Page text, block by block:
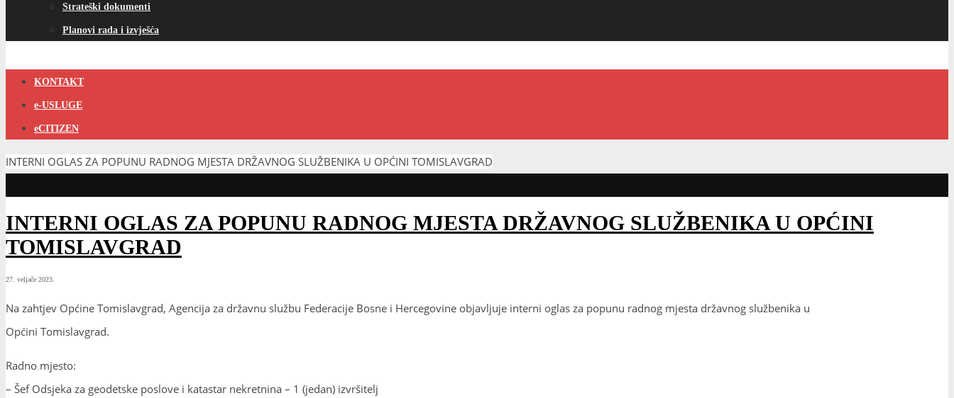
Strateški dokumenti
Planovi rada i izvješća
KONTAKT
e-USLUGE
eCITIZEN
INTERNI OGLAS ZA POPUNU RADNOG MJESTA DRŽAVNOG SLUŽBENIKA U OPĆINI TOMISLAVGRAD
INTERNI OGLAS ZA POPUNU RADNOG MJESTA DRŽAVNOG SLUŽBENIKA U OPĆINI
TOMISLAVGRAD
27. veljače 2023.
Na zahtjev Općine Tomislavgrad, Agencija za državnu službu Federacije Bosne i Hercegovine objavljuje interni oglas za popunu radnog mjesta državnog službenika u
Općini Tomislavgrad.
Radno mjesto:
– Šef Odsjeka za geodetske poslove i katastar nekretnina – 1 (jedan) izvršitelj